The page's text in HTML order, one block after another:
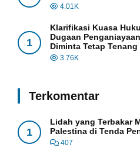
4.01K
1
Klarifikasi Kuasa
Dugaan
Diminta Tetap Tenang
3.76K
Terkomentar
1
Lidah yang Terbakar
Palestina di Tenda
407